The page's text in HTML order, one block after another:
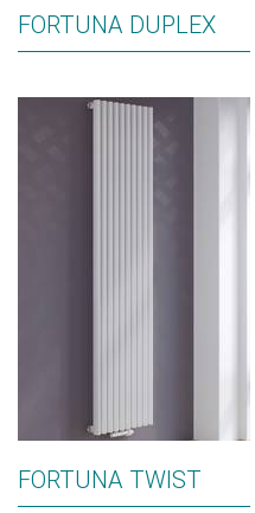
FORTUNA DUPLEX
FORTUNA TWIST